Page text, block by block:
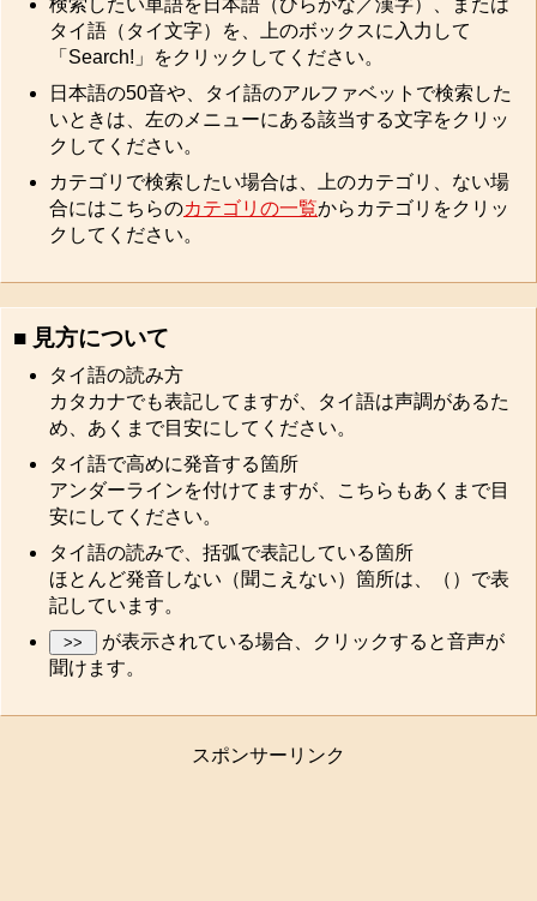
タイ語（タイ文字）を、上のボックスに入力して
「Search!」をクリックしてください。
日本語の50音や、タイ語のアルファベットで検索した
いときは、左のメニューにある該当する文字をクリッ
クしてください。
カテゴリで検索したい場合は、上のカテゴリ、ない場
合にはこちらのカテゴリの一覧からカテゴリをクリッ
クしてください。
■ 見方について
タイ語の読み方
カタカナでも表記してますが、タイ語は声調があるた
め、あくまで目安にしてください。
タイ語で高めに発音する箇所
アンダーラインを付けてますが、こちらもあくまで目
安にしてください。
タイ語の読みで、括弧で表記している箇所
ほとんど発音しない（聞こえない）箇所は、（）で表
記しています。
が表示されている場合、クリックすると音声が
聞けます。
スポンサーリンク